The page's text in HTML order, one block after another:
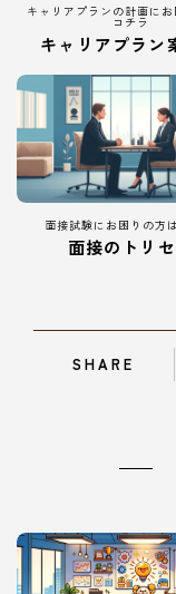
キャリアプランの計画に
コチラ
キャリアプラン
面接試験にお困りの方
面接のトリ
SHARE